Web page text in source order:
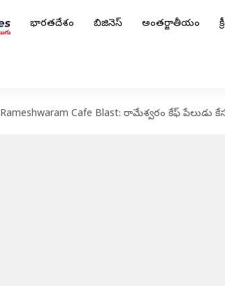
భారతదేశం బిజినెస్ అంతర్జాతీయం
Rameshwaram Cafe Blast: రామేశ్వరం కేఫ్‌ పేలుడు